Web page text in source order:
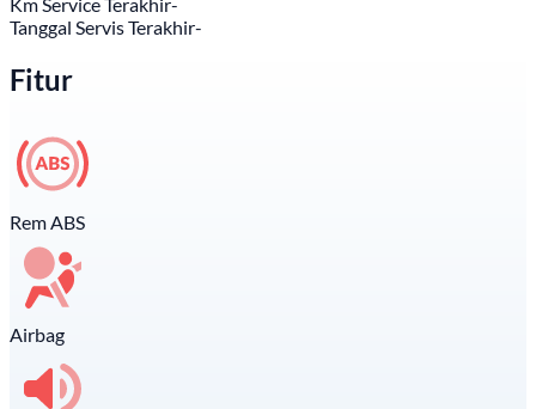
Km Service Terakhir-
Tanggal Servis Terakhir-
Fitur
Rem ABS
Airbag